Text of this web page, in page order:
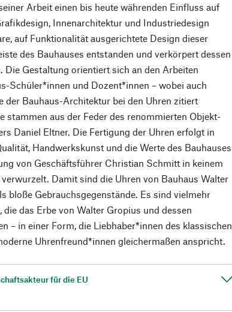
Arbeit einen bis heute währenden Einfluss auf
Innenarchitektur und Industriedesign
auf Funktionalität ausgerichtete Design dieser
des Bauhauses entstanden und verkörpert dessen
Die Gestaltung orientiert sich an den Arbeiten
Schüler*innen und Dozent*innen – wobei auch
der Bauhaus-Architektur bei den Uhren zitiert
stammen aus der Feder des renommierten Objekt-
Daniel Eltner. Die Fertigung der Uhren erfolgt in
Handwerkskunst und die Werte des Bauhauses
von Geschäftsführer Christian Schmitt in keinem
Damit sind die Uhren von Bauhaus Walter
bloße Gebrauchsgegenstände. Es sind vielmehr
das Erbe von Walter Gropius und dessen
– in einer Form, die Liebhaber*innen des klassischen
Uhrenfreund*innen gleichermaßen anspricht.
für die EU